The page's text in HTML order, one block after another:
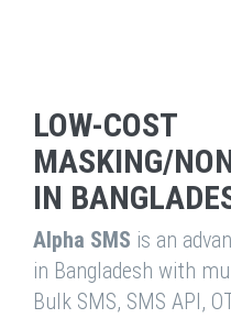
LOW-COST
MASKING/
IN
Alpha SMS is an
in Bangladesh with
Bulk SMS, SMS API,